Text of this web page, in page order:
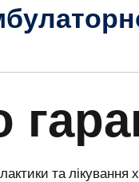
та лікування